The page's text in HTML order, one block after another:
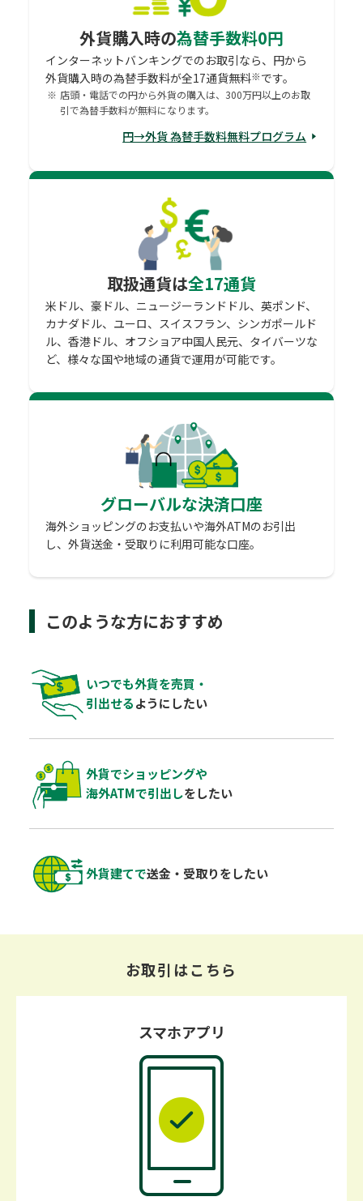
外貨購入時の為替手数料0円
インターネットバンキングでのお取引なら、円から
外貨購入時の為替手数料が全17通貨無料※です。
※ 店頭・電話での円から外貨の購入は、300万円以上のお取
引で為替手数料が無料になります。
円→外貨 為替手数料無料プログラム
取扱通貨は全17通貨
米ドル、豪ドル、ニュージーランドドル、英ポンド、
カナダドル、ユーロ、スイスフラン、シンガポールド
ル、香港ドル、オフショア中国人民元、タイバーツな
ど、様々な国や地域の通貨で運用が可能です。
グローバルな決済口座
海外ショッピングのお支払いや海外ATMのお引出
し、外貨送金・受取りに利用可能な口座。
このような方におすすめ
いつでも外貨を売買・
引出せるようにしたい
外貨でショッピングや
海外ATMで引出しをしたい
外貨建てで送金・受取りをしたい
お取引はこちら
スマホアプリ